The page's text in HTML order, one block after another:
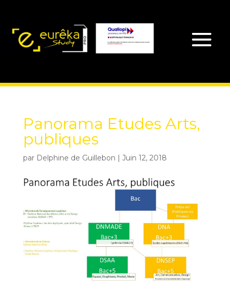
Panorama Etudes Arts,
publiques
par Delphine de Guillebon | Juin 12, 2018